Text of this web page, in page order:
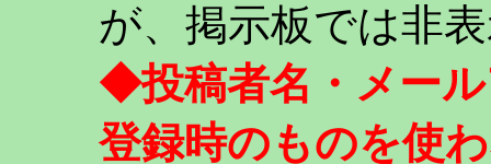
が、掲示板では非
◆投稿者名・メー
登録時のものを使